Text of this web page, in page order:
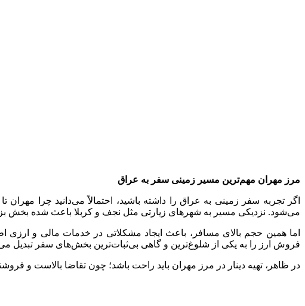
مرز مهران مهم‌ترین مسیر زمینی سفر به عراق
اگر تجربه سفر زمینی به عراق را داشته باشید، احتمالاً می‌دانید چرا
می‌شود. نزدیکی مسیر به شهرهای زیارتی مثل نجف و کربلا باعث شده بخش
اما همین حجم بالای مسافر، باعث ایجاد مشکلاتی در خدمات مالی و
فروش ارز را به یکی از شلوغ‌ترین و گاهی بی‌ثبات‌ترین بخش‌های سفر تبدیل
در ظاهر، تهیه دینار در مرز مهران باید راحت باشد؛ چون تقاضا بالاست و